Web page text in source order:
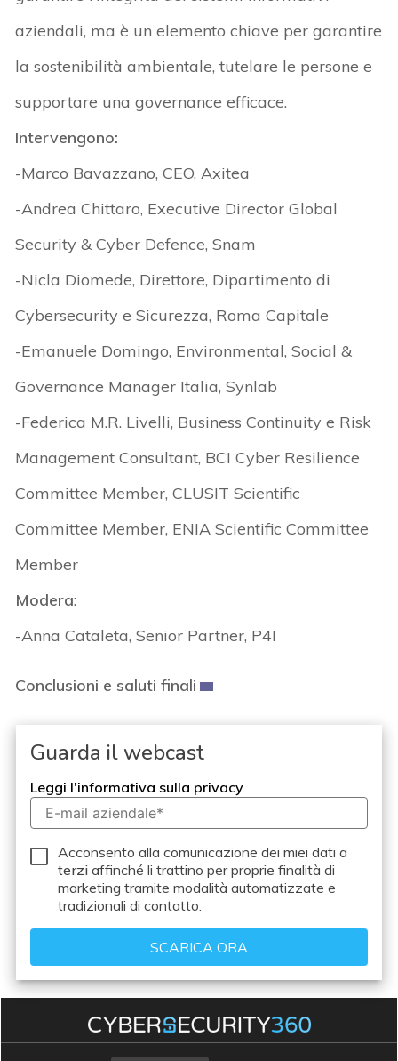
aziendali, ma è un elemento chiave per garantire
la sostenibilità ambientale, tutelare le persone e
supportare una governance efficace.
Intervengono:
-Marco Bavazzano, CEO, Axitea
-Andrea Chittaro, Executive Director Global
Security & Cyber Defence, Snam
-Nicla Diomede, Direttore, Dipartimento di
Cybersecurity e Sicurezza, Roma Capitale
-Emanuele Domingo, Environmental, Social &
Governance Manager Italia, Synlab
-Federica M.R. Livelli, Business Continuity e Risk
Management Consultant, BCI Cyber Resilience
Committee Member, CLUSIT Scientific
Committee Member, ENIA Scientific Committee
Member
Modera:
-Anna Cataleta, Senior Partner, P4I
Conclusioni e saluti finali
Guarda il webcast
Leggi l'informativa sulla privacy
Acconsento alla comunicazione dei miei dati a
terzi affinché li trattino per proprie finalità di
marketing tramite modalità automatizzate e
tradizionali di contatto.